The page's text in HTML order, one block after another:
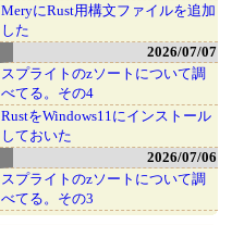
MeryにRust用構文ファイルを追加
した
2026/07/07
スプライトのzソートについて調
べてる。その4
RustをWindows11にインストール
しておいた
2026/07/06
スプライトのzソートについて調
べてる。その3